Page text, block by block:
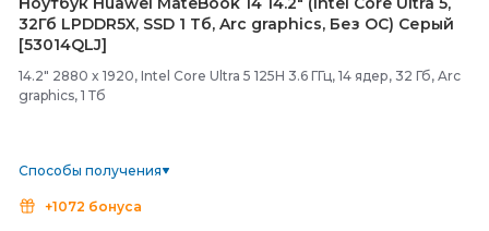
32Гб LPDDR5X, SSD 1 Тб, Arc graphics, Без ОС) Серый
[53014QLJ]
14.2" 2880 x 1920, Intel Core Ultra 5 125H 3.6 ГГц, 14 ядер, 32 Гб, Arc
graphics, 1 Тб
Способы получения
+1072 бонуса